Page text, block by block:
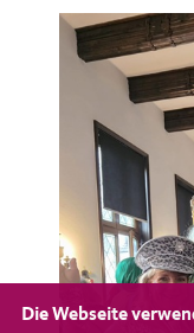
Die Webseite